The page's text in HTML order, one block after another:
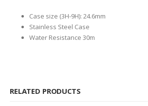
Case size (3H-9H): 24.6mm
Stainless Steel Case
Water Resistance 30m
RELATED PRODUCTS